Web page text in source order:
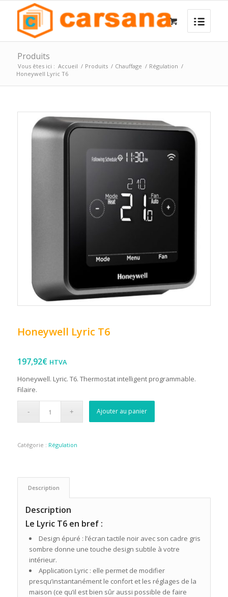
Produits
Vous êtes ici : Accueil / Produits / Chauffage / Régulation /
Honeywell Lyric T6
Honeywell Lyric T6
197,92€ HTVA
Honeywell. Lyric. T6. Thermostat intelligent programmable.
Filaire.
Ajouter au panier
Catégorie : Régulation
Description
Description
Le Lyric T6 en bref :
Design épuré : l’écran tactile noir avec son cadre gris
sombre donne une touche design subtile à votre
intérieur.
Application Lyric : elle permet de modifier
presqu’instantanément le confort et les réglages de la
maison (ce qu’il est bien sûr aussi possible de faire